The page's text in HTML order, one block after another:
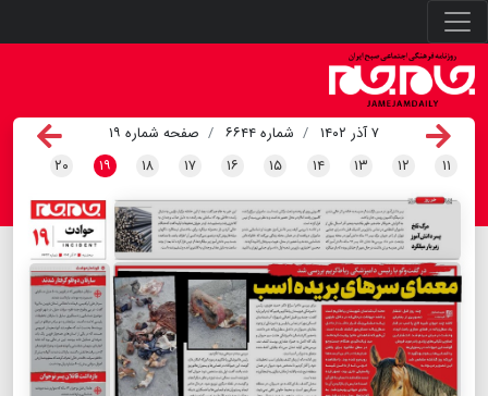
۷ آذر ۱۴۰۲ شماره ۶۶۴۴
صفحه شماره ۱۹
۱۱ ۱۲ ۱۳ ۱۴ ۱۵ ۱۶ ۱۷ ۱۸ ۱۹ ۲۰